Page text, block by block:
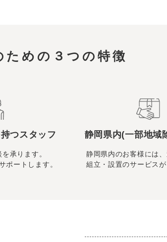
ための ３つの特徴
つスタッフ
承ります。
ポートします。
静岡県内(一部地域
静岡県内のお客様には
組立・設置のサービスが